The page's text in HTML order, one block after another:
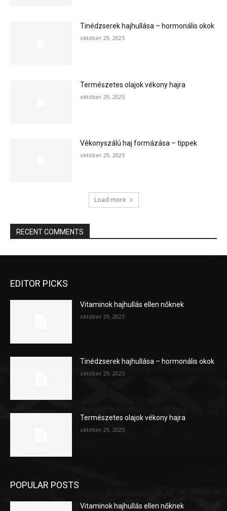
Tinédzserek hajhullása – hormonális okok
október 29, 2025
Természetes olajok vékony hajra
október 29, 2025
Vékonyszálú haj formázása – tippek
október 29, 2025
Load more
RECENT COMMENTS
EDITOR PICKS
Vitaminok hajhullás ellen nőknek
október 29, 2025
Tinédzserek hajhullása – hormonális okok
október 29, 2025
Természetes olajok vékony hajra
október 29, 2025
POPULAR POSTS
Vitaminok hajhullás ellen nőknek